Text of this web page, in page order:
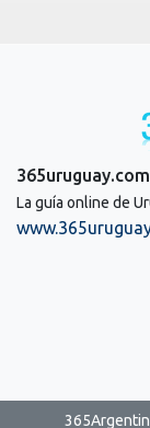
365uruguay.com
La guía online de